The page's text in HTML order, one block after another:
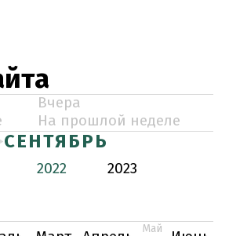
Вчера
На прошлой неделе
СЕНТЯБРЬ
2022
2023
Май